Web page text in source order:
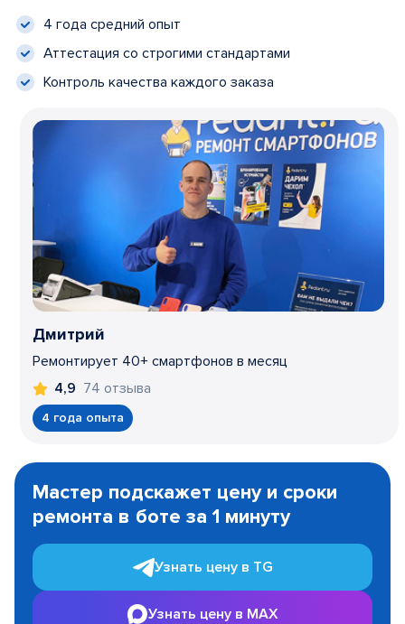
4 года средний опыт
Аттестация со строгими стандартами
Контроль качества каждого заказа
Дмитрий
Ремонтирует 40+ смартфонов в месяц
4,9 74 отзыва
4 года опыта
1
Мастер подскажет цену и сроки
ремонта в боте за 1 минуту
Узнать цену в TG
Узнать цену в MAX